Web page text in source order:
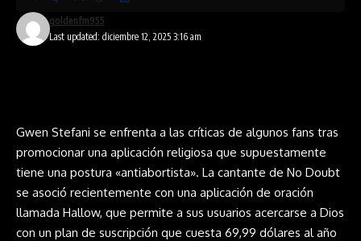
Last updated: diciembre 12, 2025 3:16 am
goldenfm955
Gwen Stefani se enfrenta a las críticas de algunos fans tras
promocionar una aplicación religiosa que supuestamente
tiene una postura «antiabortista». La cantante de No Doubt
se asoció recientemente con una aplicación de oración
llamada Hallow, que permite a sus usuarios acercarse a Dios
con un plan de suscripción que cuesta 69,99 dólares al año